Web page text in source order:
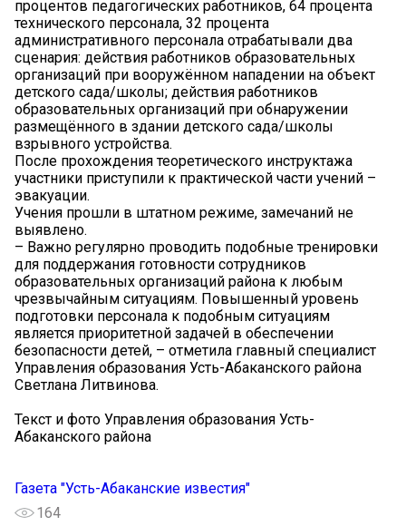
процентов педагогических работников, 64 процента
технического персонала, 32 процента
административного персонала отрабатывали два
сценария: действия работников образовательных
организаций при вооружённом нападении на объект
детского сада/школы; действия работников
образовательных организаций при обнаружении
размещённого в здании детского сада/школы
взрывного устройства.
После прохождения теоретического инструктажа
участники приступили к практической части учений –
эвакуации.
Учения прошли в штатном режиме, замечаний не
выявлено.
– Важно регулярно проводить подобные тренировки
для поддержания готовности сотрудников
образовательных организаций района к любым
чрезвычайным ситуациям. Повышенный уровень
подготовки персонала к подобным ситуациям
является приоритетной задачей в обеспечении
безопасности детей, – отметила главный специалист
Управления образования Усть-Абаканского района
Светлана Литвинова.
Текст и фото Управления образования Усть-
Абаканского района
Газета "Усть-Абаканские известия"
164